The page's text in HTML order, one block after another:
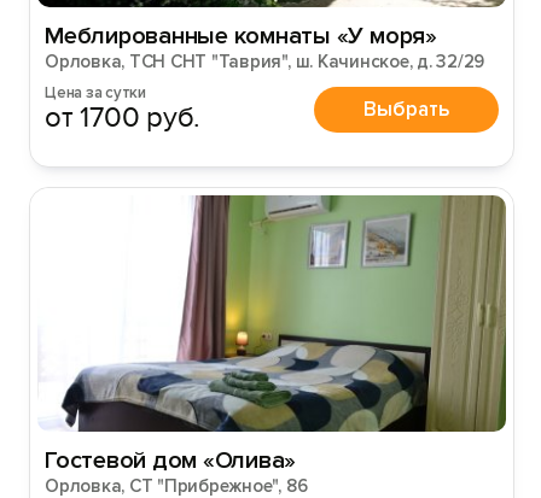
Меблированные комнаты «У моря»
Орловка, ТСН СНТ "Таврия", ш. Качинское, д. 32/29
Цена за сутки
от 1700 руб. Выбрать
Гостевой дом «Олива»
Орловка, СТ "Прибрежное", 86